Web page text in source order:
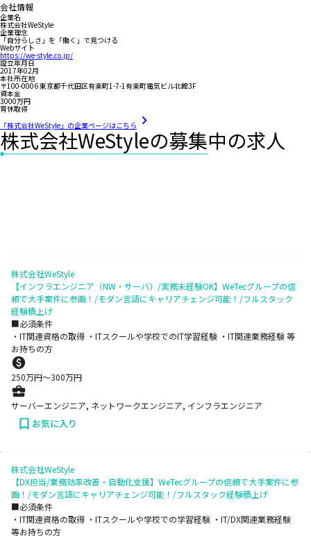
会社情報
企業名
株式会社WeStyle
企業理念
「自分らしさ」を「働く」で見つける
Webサイト
https://we-style.co.jp/
設立年月日
2017年02月
本社所在地
〒100-0006 東京都千代田区有楽町1-7-1有楽町電気ビル北館3F
資本金
3000万円
育休取得
「株式会社WeStyle」の企業ページはこちら
株式会社WeStyleの募集中の求人
株式会社WeStyle
【インフラエンジニア（NW・サーバ）/実務未経験OK】WeTecグループの信
頼で大手案件に参画！/モダン言語にキャリアチェンジ可能！/フルスタック
経験積上げ
■必須条件
・IT関連資格の取得 ・ITスクールや学校でのIT学習経験 ・IT関連業務経験 等
お持ちの方
250万円〜300万円
サーバーエンジニア, ネットワークエンジニア, インフラエンジニア
お気に入り
株式会社WeStyle
【DX担当/業務効率改善・自動化支援】WeTecグループの信頼で大手案件に参
画！/モダン言語にキャリアチェンジ可能！/フルスタック経験積上げ
■必須条件
・IT関連資格の取得 ・ITスクールや学校での学習経験 ・IT/DX関連業務経験
等お持ちの方